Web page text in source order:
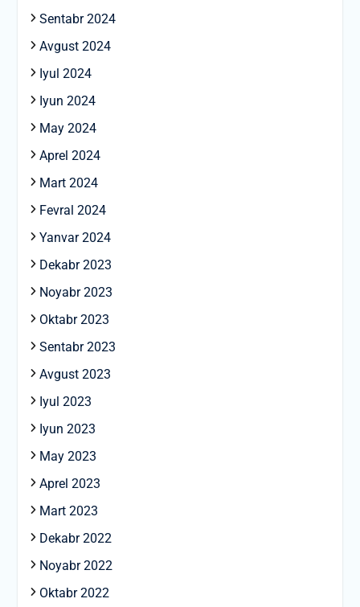
Sentabr 2024
Avgust 2024
Iyul 2024
Iyun 2024
May 2024
Aprel 2024
Mart 2024
Fevral 2024
Yanvar 2024
Dekabr 2023
Noyabr 2023
Oktabr 2023
Sentabr 2023
Avgust 2023
Iyul 2023
Iyun 2023
May 2023
Aprel 2023
Mart 2023
Dekabr 2022
Noyabr 2022
Oktabr 2022